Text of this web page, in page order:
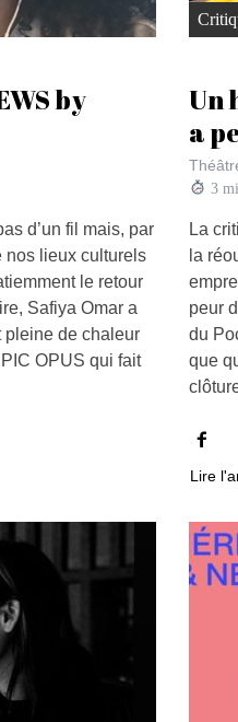
by
d’un fil mais, par
nos lieux culturels
le retour
Safiya Omar a
pleine de chaleur
OPUS qui fait
Un
a
3
La
la
peur
du
que
Lire